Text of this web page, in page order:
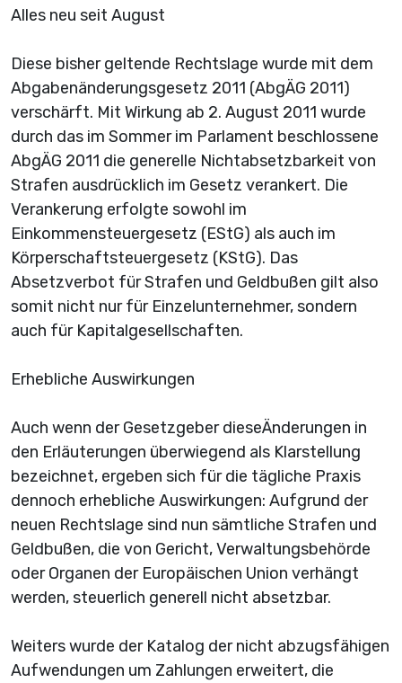
Alles neu seit August
Diese bisher geltende Rechtslage wurde mit dem
Abgabenänderungsgesetz 2011 (AbgÄG 2011)
verschärft. Mit Wirkung ab 2. August 2011 wurde
durch das im Sommer im Parlament beschlossene
AbgÄG 2011 die generelle Nichtabsetzbarkeit von
Strafen ausdrücklich im Gesetz verankert. Die
Verankerung erfolgte sowohl im
Einkommensteuergesetz (EStG) als auch im
Körperschaftsteuergesetz (KStG). Das
Absetzverbot für Strafen und Geldbußen gilt also
somit nicht nur für Einzelunternehmer, sondern
auch für Kapitalgesellschaften.
Erhebliche Auswirkungen
Auch wenn der Gesetzgeber dieseÄnderungen in
den Erläuterungen überwiegend als Klarstellung
bezeichnet, ergeben sich für die tägliche Praxis
dennoch erhebliche Auswirkungen: Aufgrund der
neuen Rechtslage sind nun sämtliche Strafen und
Geldbußen, die von Gericht, Verwaltungsbehörde
oder Organen der Europäischen Union verhängt
werden, steuerlich generell nicht absetzbar.
Weiters wurde der Katalog der nicht abzugsfähigen
Aufwendungen um Zahlungen erweitert, die